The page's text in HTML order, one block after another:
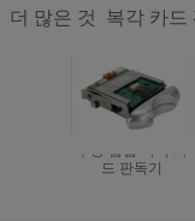
더 많은 것 복각 카드
수동 삽입 복각 카
드 판독기